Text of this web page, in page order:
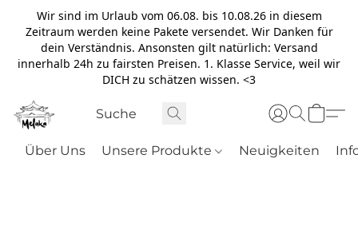
Wir sind im Urlaub vom 06.08. bis 10.08.26 in diesem
Zeitraum werden keine Pakete versendet. Wir Danken für
dein Verständnis. Ansonsten gilt natürlich: Versand
innerhalb 24h zu fairsten Preisen. 1. Klasse Service, weil wir
DICH zu schätzen wissen. <3
Über Uns Unsere Produkte Neuigkeiten